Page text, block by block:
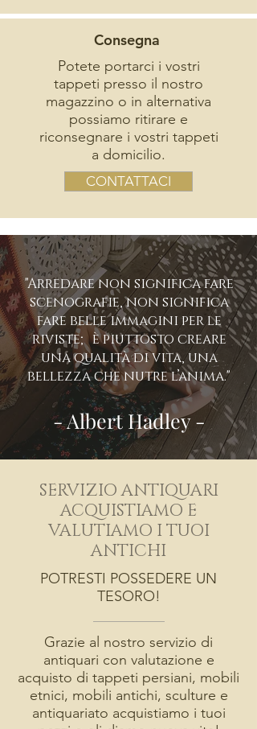
Consegna
Potete portarci i vostri
tappeti presso il nostro
magazzino o in alternativa
possiamo ritirare e
riconsegnare i vostri tappeti
a domicilio.
CONTATTACI
"Arredare non significa fare
scenografie, non significa
fare belle immagini per le
riviste; è piuttosto creare
una qualità di vita, una
bellezza che nutre l’anima."
- Albert Hadley -
SERVIZIO ANTIQUARI
ACQUISTIAMO E
VALUTIAMO I TUOI
ANTICHI
POTRESTI POSSEDERE UN
TESORO!
Grazie al nostro servizio di
antiquari con valutazione e
acquisto di tappeti persiani, mobili
etnici, mobili antichi, sculture e
antiquariato acquistiamo i tuoi